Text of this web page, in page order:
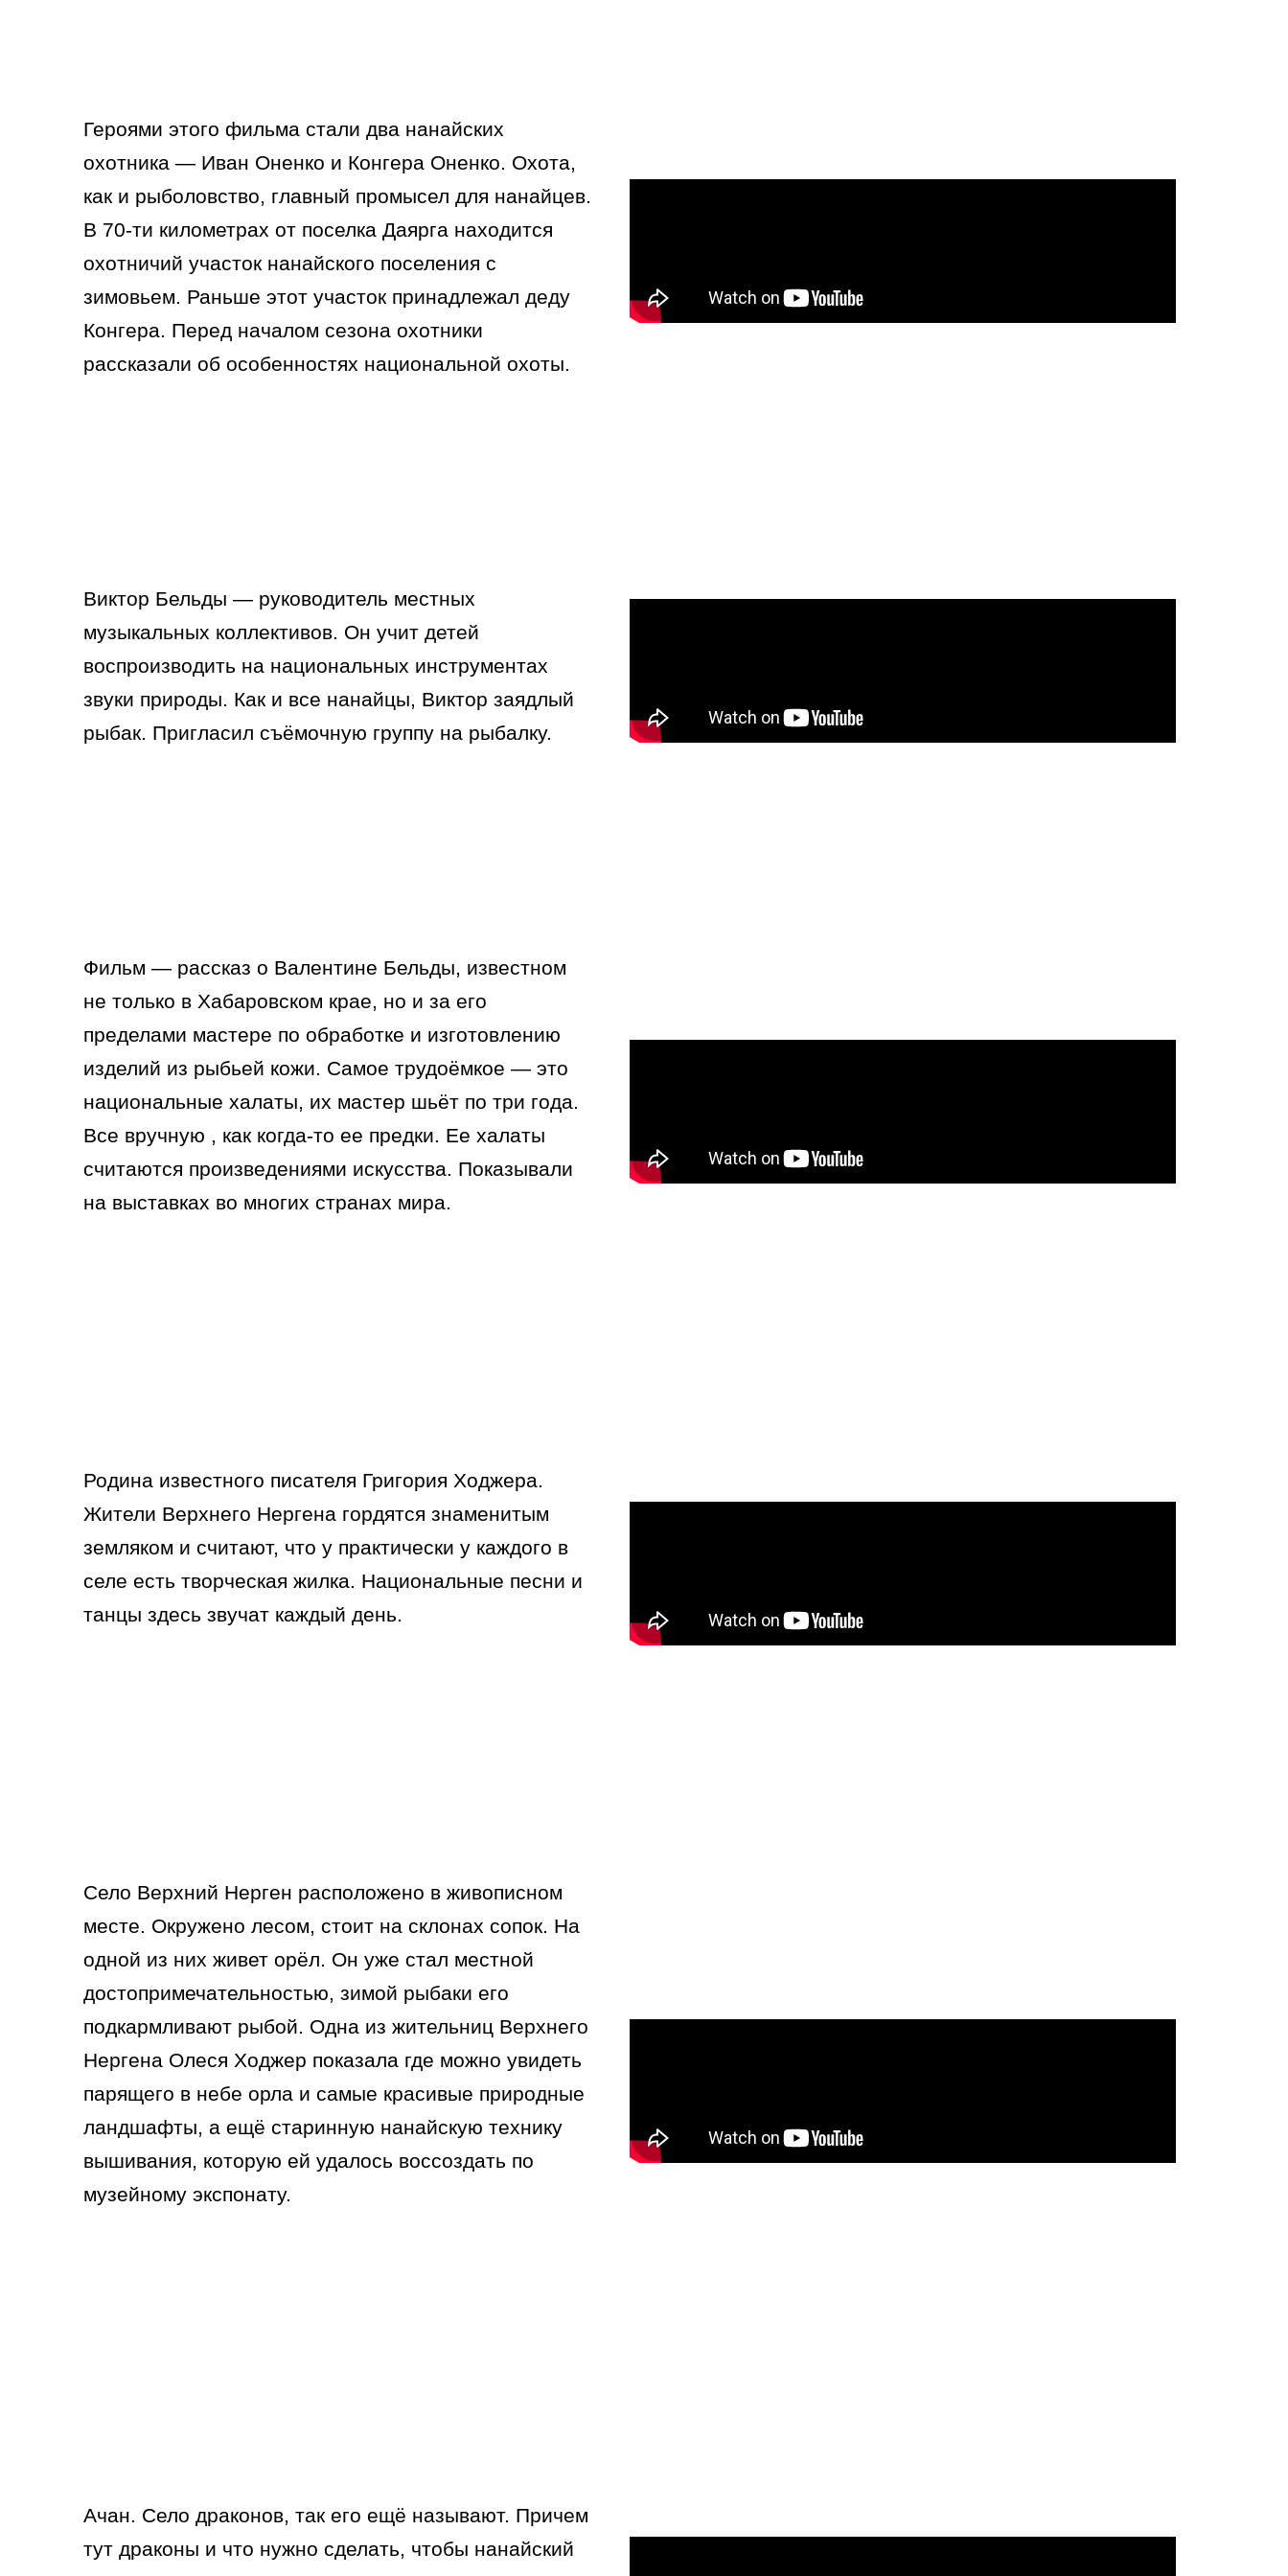
Героями этого фильма стали два нанайских
охотника — Иван Оненко и Конгера Оненко. Охота,
как и рыболовство, главный промысел для нанайцев.
В 70-ти километрах от поселка Даярга находится
охотничий участок нанайского поселения с
зимовьем. Раньше этот участок принадлежал деду
Конгера. Перед началом сезона охотники
рассказали об особенностях национальной охоты.
Виктор Бельды — руководитель местных
музыкальных коллективов. Он учит детей
воспроизводить на национальных инструментах
звуки природы. Как и все нанайцы, Виктор заядлый
рыбак. Пригласил съёмочную группу на рыбалку.
Фильм — рассказ о Валентине Бельды, известном
не только в Хабаровском крае, но и за его
пределами мастере по обработке и изготовлению
изделий из рыбьей кожи. Самое трудоёмкое — это
национальные халаты, их мастер шьёт по три года.
Все вручную , как когда-то ее предки. Ее халаты
считаются произведениями искусства. Показывали
на выставках во многих странах мира.
Родина известного писателя Григория Ходжера.
Жители Верхнего Нергена гордятся знаменитым
земляком и считают, что у практически у каждого в
селе есть творческая жилка. Национальные песни и
танцы здесь звучат каждый день.
Село Верхний Нерген расположено в живописном
месте. Окружено лесом, стоит на склонах сопок. На
одной из них живет орёл. Он уже стал местной
достопримечательностью, зимой рыбаки его
подкармливают рыбой. Одна из жительниц Верхнего
Нергена Олеся Ходжер показала где можно увидеть
парящего в небе орла и самые красивые природные
ландшафты, а ещё старинную нанайскую технику
вышивания, которую ей удалось воссоздать по
музейному экспонату.
Ачан. Село драконов, так его ещё называют. Причем
тут драконы и что нужно сделать, чтобы нанайский